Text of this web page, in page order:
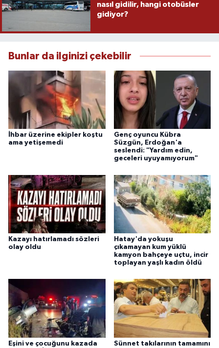
nasıl gidilir, hangi otobüsler
gidiyor?
Bunlar da ilginizi çekebilir
İhbar üzerine ekipler koştu
ama yetişemedi
Genç oyuncu Kübra
Süzgün, Erdoğan'a
seslendi: "Yardım edin,
geceleri uyuyamıyorum"
Kazayı hatırlamadı sözleri
olay oldu
Hatay'da yokuşu
çıkamayan kum yüklü
kamyon bahçeye uçtu, incir
toplayan yaşlı kadın öldü
Eşini ve çocuğunu kazada
Sünnet takılarının tamamını